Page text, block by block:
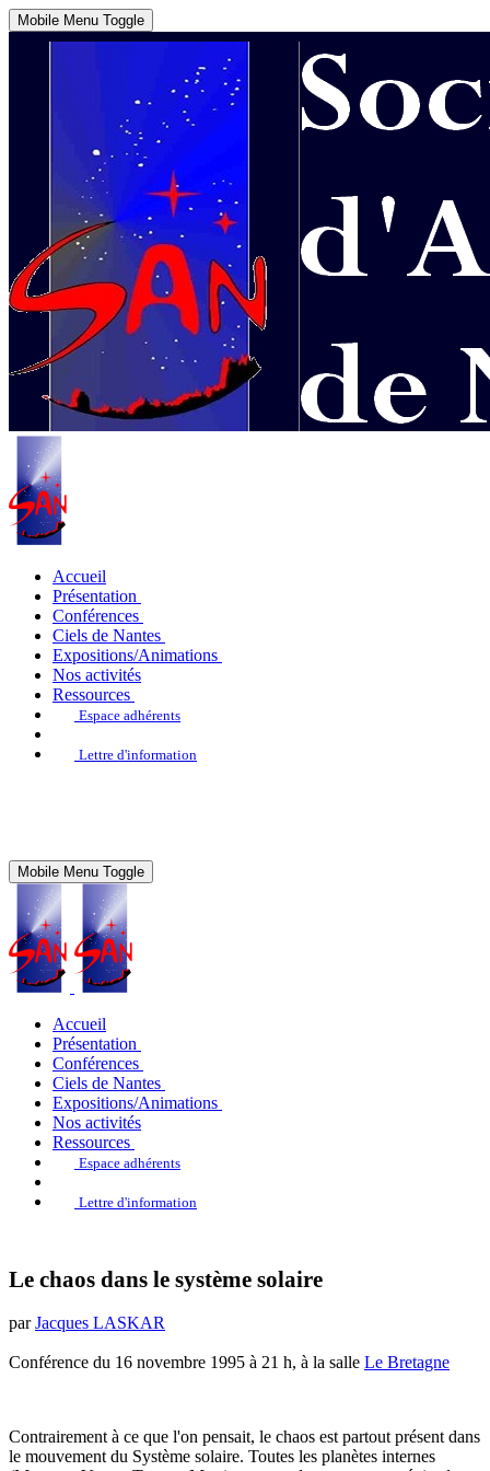
Mobile Menu Toggle
Accueil
Présentation
Conférences
Ciels de Nantes
Expositions/Animations
Nos activités
Ressources
Espace adhérents
Lettre d'information
Mobile Menu Toggle
Accueil
Présentation
Conférences
Ciels de Nantes
Expositions/Animations
Nos activités
Ressources
Espace adhérents
Lettre d'information
Le chaos dans le système solaire
parJacques LASKAR
Conférence du 16 novembre 1995 à 21 h, à la salle Le Bretagne
Contrairement à ce que l'on pensait, le chaos est partout présent dans
le mouvement du Système solaire. Toutes les planètes internes